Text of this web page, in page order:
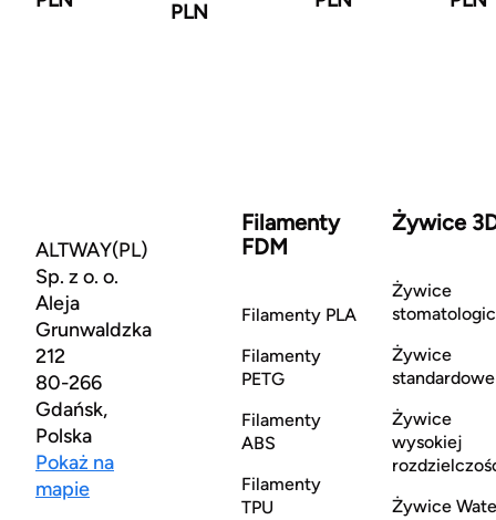
PLN
ALTWAY(PL)
Sp. z o. o.
Aleja
Grunwaldzka
212
80-266
Gdańsk,
Polska
Pokaż na
mapie
Filamenty
FDM
Filamenty PLA
Filamenty
PETG
Filamenty
ABS
Filamenty
TPU
Żywice
Żywice
Żywice
standardowe
Żywice
wysokiej
Żywice